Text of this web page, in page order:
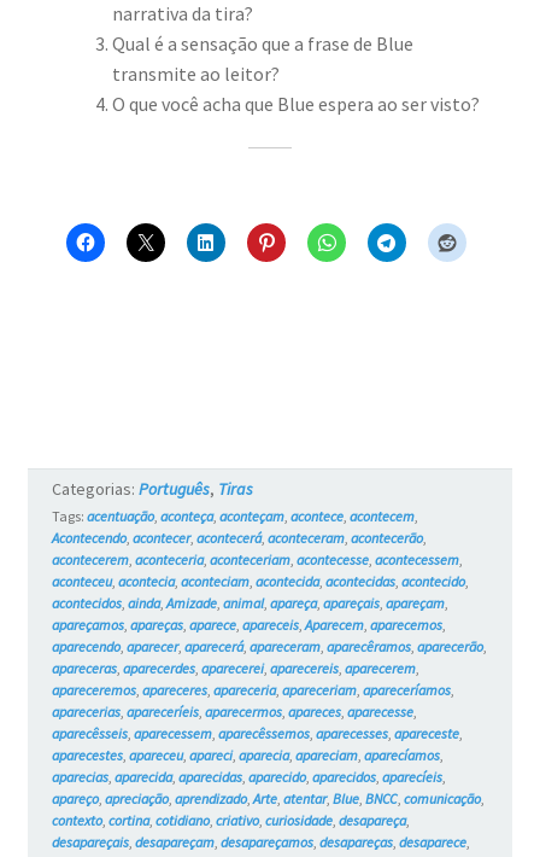
narrativa da tira?
Qual é a sensação que a frase de Blue
transmite ao leitor?
O que você acha que Blue espera ao ser visto?
Categorias: Português, Tiras
Tags: acentuação, aconteça, aconteçam, acontece, acontecem,
Acontecendo, acontecer, acontecerá, aconteceram, acontecerão,
acontecerem, aconteceria, aconteceriam, acontecesse, acontecessem,
aconteceu, acontecia, aconteciam, acontecida, acontecidas, acontecido,
acontecidos, ainda,Amizade, animal, apareça, apareçais, apareçam,
apareçamos, apareças, aparece, apareceis,Aparecem, aparecemos,
aparecendo, aparecer, aparecerá, apareceram, aparecêramos, aparecerão,
apareceras, aparecerdes, aparecerei, aparecereis, aparecerem,
apareceremos, apareceres, apareceria, apareceriam, apareceríamos,
aparecerias, apareceríeis, aparecermos, apareces, aparecesse,
aparecêsseis, aparecessem, aparecêssemos, aparecesses, apareceste,
aparecestes, apareceu, apareci, aparecia, apareciam, aparecíamos,
aparecias, aparecida, aparecidas, aparecido, aparecidos, aparecíeis,
apareço, apreciação, aprendizado,Arte, atentar, Blue, BNCC, comunicação,
contexto, cortina, cotidiano, criativo, curiosidade, desapareça,
desapareçais, desapareçam, desapareçamos, desapareças, desaparece,